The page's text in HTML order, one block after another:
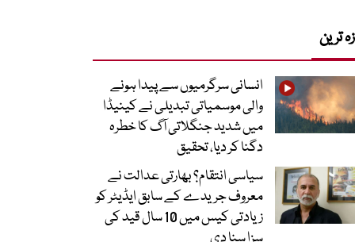
ترین
انسانی سرگرمیوں سے پیدا ہونے
والی موسمیاتی تبدیلی نے کینیڈا
میں شدید جنگلاتی آگ کا خطرہ
دگنا کر دیا، تحقیق
سیاسی انتقام؟ بھارتی عدالت نے
معروف جریدے کے سابق ایڈیٹر کو
زیادتی کیس میں 10 سال قید کی